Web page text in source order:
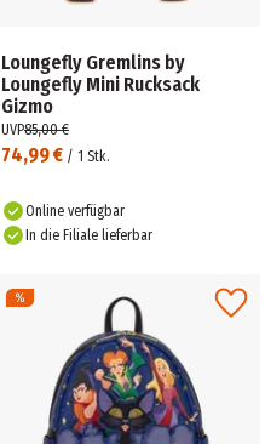
Loungefly Gremlins by
Loungefly Mini Rucksack
Gizmo
74,99 € / 1 Stk.
UVP85,00 €
Online verfügbar
In die Filiale lieferbar